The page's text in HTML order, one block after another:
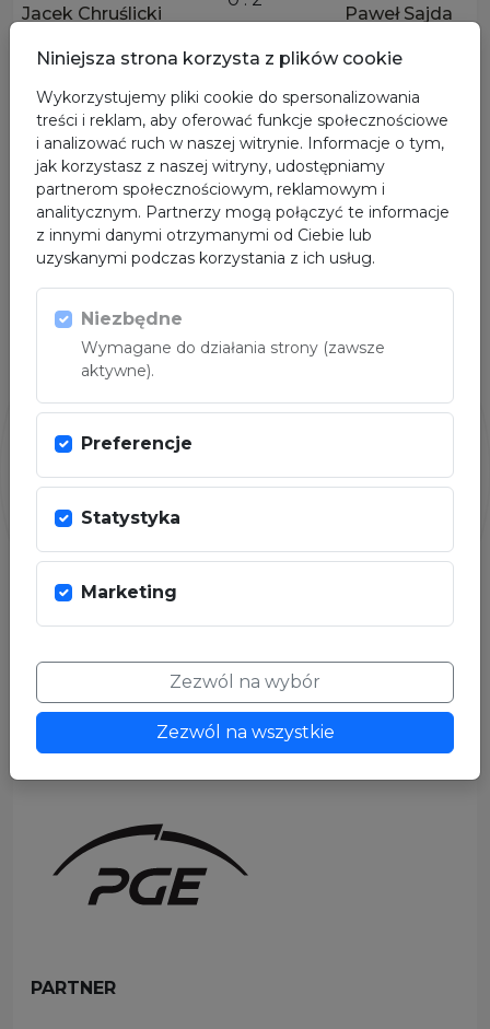
Jacek Chruślicki Paweł Sajda
OGLĄDAJ NA ŻYWO
ORGANIZATORZY
SPONSOR GŁÓWNY
PARTNER
Niniejsza strona korzysta z plików cookie
Wykorzystujemy pliki cookie do spersonalizowania
treści i reklam, aby oferować funkcje społecznościowe
i analizować ruch w naszej witrynie. Informacje o tym,
jak korzystasz z naszej witryny, udostępniamy
partnerom społecznościowym, reklamowym i
analitycznym. Partnerzy mogą połączyć te informacje
z innymi danymi otrzymanymi od Ciebie lub
uzyskanymi podczas korzystania z ich usług.
Niezbędne
Wymagane do działania strony (zawsze
aktywne).
Preferencje
Statystyka
Marketing
Zezwól na wybór
Zezwól na wszystkie